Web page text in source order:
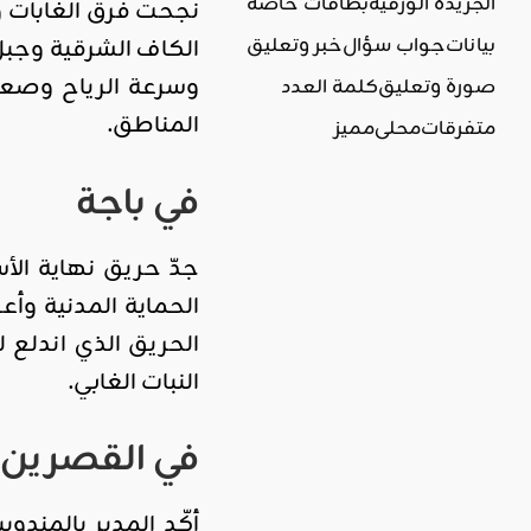
نجحت فرق الغابات
الكاف الشرقية
وسرعة الرياح
المناطق.
في باجة
جدّ حريق نهاية
النبات الغابي.
في القصرين
بياناتجواب سؤالخبر وتعليق
صورة وتعليقكلمة العدد
متفرقاتمحليمميز